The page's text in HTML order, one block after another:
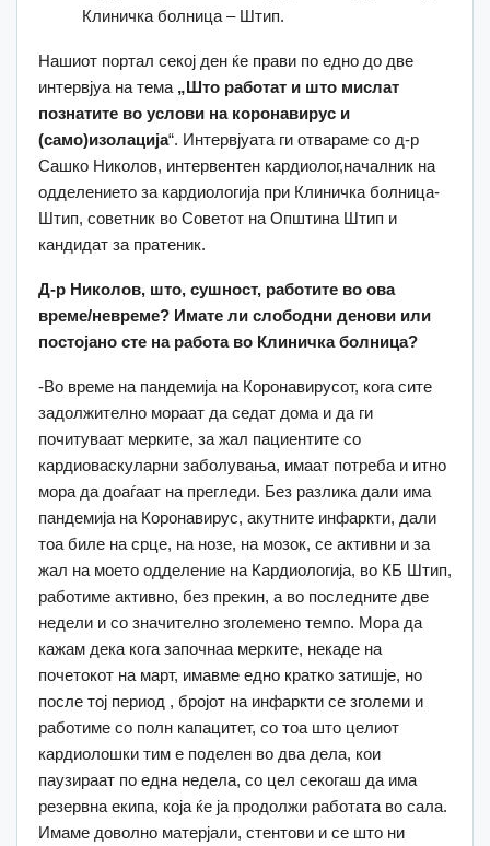
Клиничка болница – Штип.
Нашиот портал секој ден ќе прави по едно до две
интервјуа на тема „Што работат и што мислат
познатите во услови на коронавирус и
(само)изолација“. Интервјуата ги отвараме со д-р
Сашко Николов, интервентен кардиолог,началник на
одделението за кардиологија при Клиничка болница-
Штип, советник во Советот на Општина Штип и
кандидат за пратеник.
Д-р Николов, што, сушност, работите во ова
време/невреме? Имате ли слободни денови или
постојано сте на работа во Клиничкаболница?
-Во време на пандемија на Коронавирусот, кога сите
задолжително мораат да седат дома и да ги
почитуваат мерките, за жал пациентите со
кардиоваскуларни заболувања, имаат потреба и итно
мора да доаѓаат на прегледи. Без разлика дали има
пандемија на Коронавирус, акутните инфаркти, дали
тоа биле на срце, на нозе, на мозок, се активни и за
жал на моето одделение на Кардиологија, во КБ Штип,
работиме активно, без прекин, а во последните две
недели и со значително зголемено темпо. Мора да
кажам дека кога започнаа мерките, некаде на
почетокот на март, имавме едно кратко затишје, но
после тој период , бројот на инфаркти се зголеми и
работиме со полн капацитет, со тоа што целиот
кардиолошки тим е поделен во два дела, кои
паузираат по една недела, со цел секогаш да има
резервна екипа, која ќе ја продолжи работата во сала.
Имаме доволно матерјали, стентови и се што ни